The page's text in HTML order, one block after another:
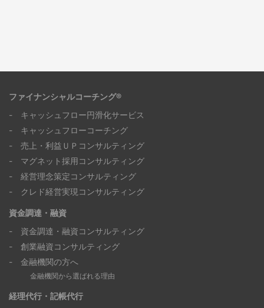
ファイナンシャルコーチング®
- キャッシュフロー円滑化サービス
- キャッシュフローコーチング
- 売上・利益ＵＰコンサルティング
- マグネット採用コンサルティング
- 経営理念策定コンサルティング
- クレド経営実現コンサルティング
資金調達・融資
- 資金調達・融資コンサルティング
- 創業融資コンサルティング
- 金融機関の方へ
金融機関から選ばれる理由
経理代行・記帳代行